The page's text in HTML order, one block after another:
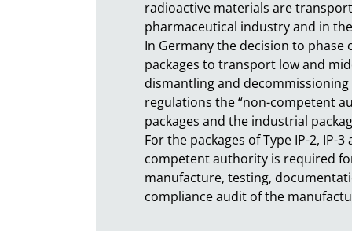
radioactive materials are
pharmaceutical industry and in
In Germany the decision to
packages to transport low and
dismantling and
regulations the “non-competent
packages and the industrial
For the packages of Type IP-2, IP-
competent authority is required
manufacture, testing,
compliance audit of the